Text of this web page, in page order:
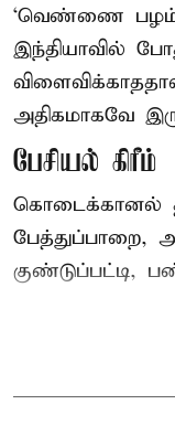
‘வெண்ணை பழம்’
இந்தியாவில்
அதிகமாகவே
பேசியல் கிரீம்
கொடைக்கானல்
பேத்துப்பாறை,
குண்டுப்பட்டி,